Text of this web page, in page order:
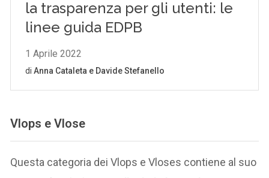
Vlops e Vlose
Questa categoria dei Vlops e Vloses contiene al suo